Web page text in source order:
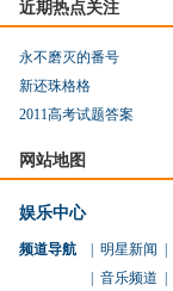
近期热点关注
永不磨灭的番号
新还珠格格
2011高考试题答案
网站地图
娱乐中心
频道导航 明星新闻
音乐频道